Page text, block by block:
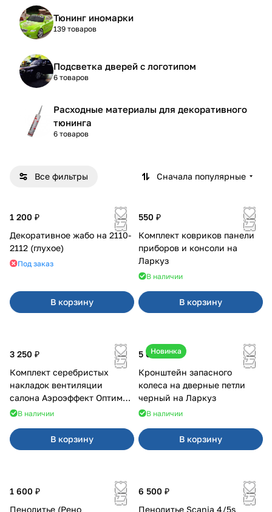
Тюнинг иномарки
139 товаров
Подсветка дверей с логотипом
6 товаров
Расходные материалы для декоративного
тюнинга
6 товаров
Все фильтры Сначала популярные
1 200 ₽
Декоративное жабо на 2110-
2112 (глухое)
Под заказ
В корзину
550 ₽
Комплект ковриков панели
приборов и консоли на
Ларкуз
В наличии
В корзину
3 250 ₽
Комплект серебристых
накладок вентиляции
салона Аэроэффект Оптимал
на 4х4
В наличии
В корзину
Новинка
5 050 ₽
Кронштейн запасного
колеса на дверные петли
черный на Ларкуз
В наличии
В корзину
1 600 ₽
Пенолитье (Рено
6 500 ₽
Пенолитье Scania 4/5s